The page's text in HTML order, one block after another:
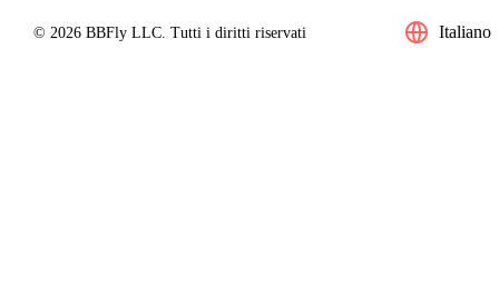
© 2026 BBFly LLC. Tutti i diritti riservati Italiano